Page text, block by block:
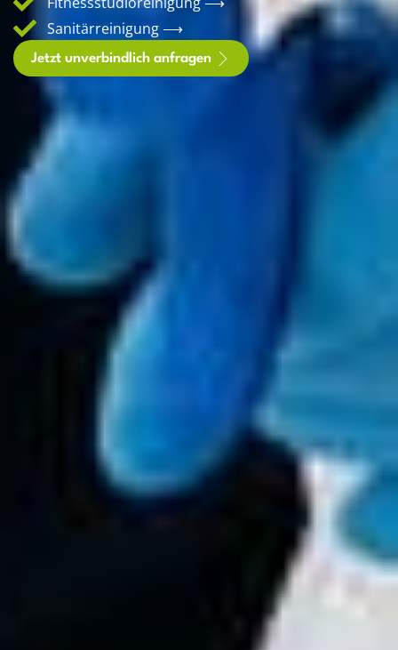
Sanitärreinigung ⟶
Jetzt unverbindlich anfragen